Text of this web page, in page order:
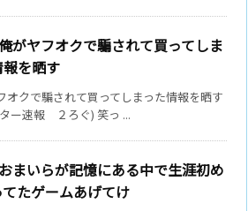
がヤフオクで騙されて買ってしま
報を晒す
オクで騙されて買ってしまった情報を晒す
ー速報 ２ろぐ) 笑っ ...
まいらが記憶にある中で生涯初め
たゲームあげてけ